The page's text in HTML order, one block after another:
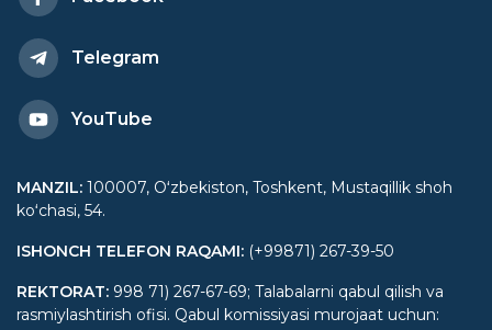
Telegram
YouTube
MANZIL: 100007, Oʻzbekiston, Toshkent, Mustaqillik shoh
koʻchasi, 54.
ISHONCH TELEFON RAQAMI: (+99871) 267-39-50
REKTORAT: 998 71) 267-67-69; Talabalarni qabul qilish va
rasmiylashtirish ofisi. Qabul komissiyasi murojaat uchun: